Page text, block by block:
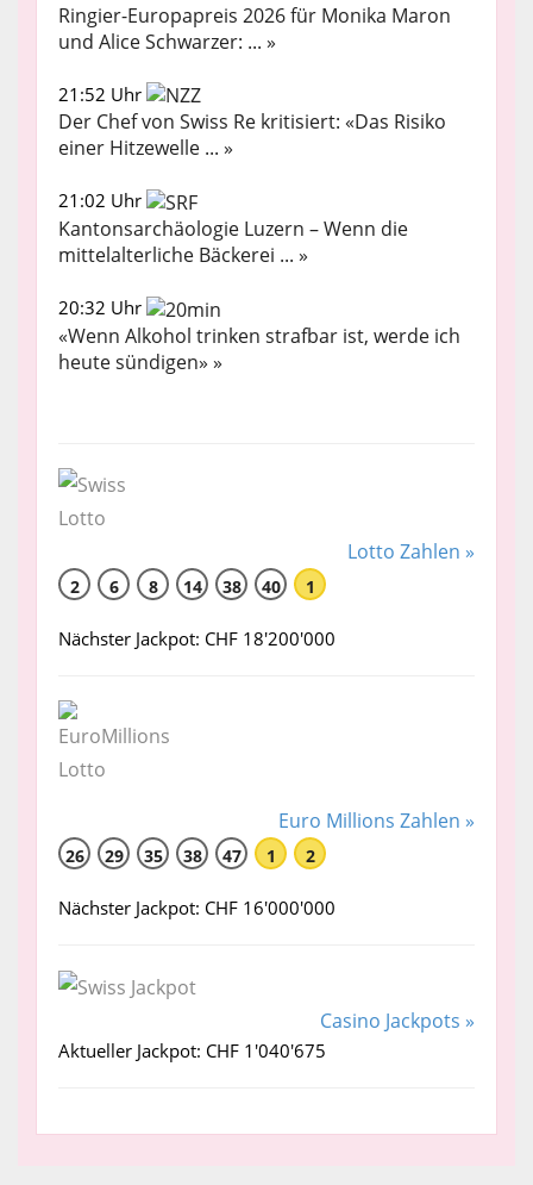
Ringier-Europapreis 2026 für Monika Maron
und Alice Schwarzer: ... »
21:52 Uhr
Der Chef von Swiss Re kritisiert: «Das Risiko
einer Hitzewelle ... »
21:02 Uhr
Kantonsarchäologie Luzern – Wenn die
mittelalterliche Bäckerei ... »
20:32 Uhr
«Wenn Alkohol trinken strafbar ist, werde ich
heute sündigen» »
Lotto Zahlen »
2 6 8 14 38 40 1
Nächster Jackpot: CHF 18'200'000
Euro Millions Zahlen »
26 29 35 38 47 1 2
Nächster Jackpot: CHF 16'000'000
Casino Jackpots »
Aktueller Jackpot: CHF 1'040'675